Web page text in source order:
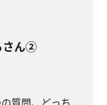
さん②